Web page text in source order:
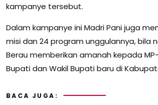
kampanye tersebut.
Dalam kampanye ini Madri Pani juga
misi dan 24 program unggulannya, bila
Berau memberikan amanah kepada
Bupati dan Wakil Bupati baru di
BACA JUGA: